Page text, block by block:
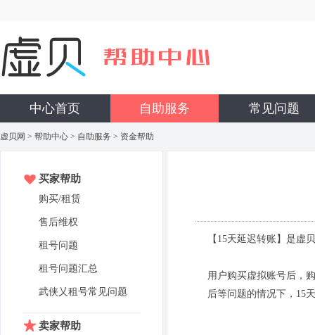
中心首页 自助服务 常见问题
虚贝网 > 帮助中心 > 自助服务 > 资金帮助
买家帮助
购买/租赁
售后维权
租号问题
租号问题汇总
武侠乂租号常见问题
卖家帮助
【15天延迟转账】是虚
用户购买虚拟账号后，
后等问题的情况下，15